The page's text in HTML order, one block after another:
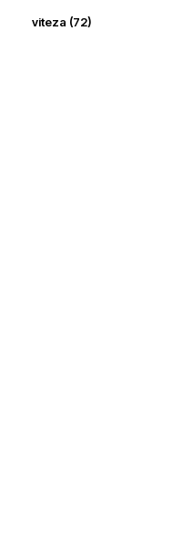
viteza (72)